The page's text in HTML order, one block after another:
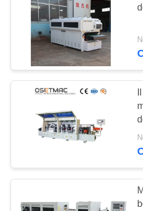
CIRCA
DELLA
FABBRICA